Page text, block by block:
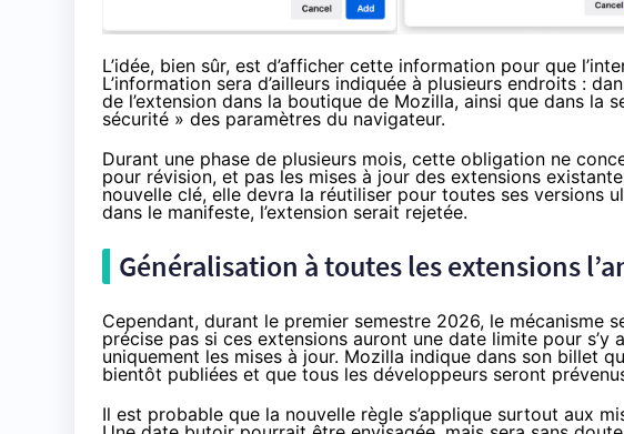
L’idée, bien sûr, est d’afficher cette information pour que
L’information sera d’ailleurs indiquée à plusieurs endroits :
de l’extension dans la boutique de Mozilla, ainsi que dans la
sécurité » des paramètres du navigateur.
Durant une phase de plusieurs mois, cette obligation ne
pour révision, et pas les mises à jour des extensions
nouvelle clé, elle devra la réutiliser pour toutes ses versions
dans le manifeste, l’extension serait rejetée.
Généralisation à toutes les extensions
Cependant, durant le premier semestre 2026, le mécanisme
précise pas si ces extensions auront une date limite pour s’y
uniquement les mises à jour. Mozilla indique dans son billet
bientôt publiées et que tous les développeurs seront
Il est probable que la nouvelle règle s’applique surtout aux